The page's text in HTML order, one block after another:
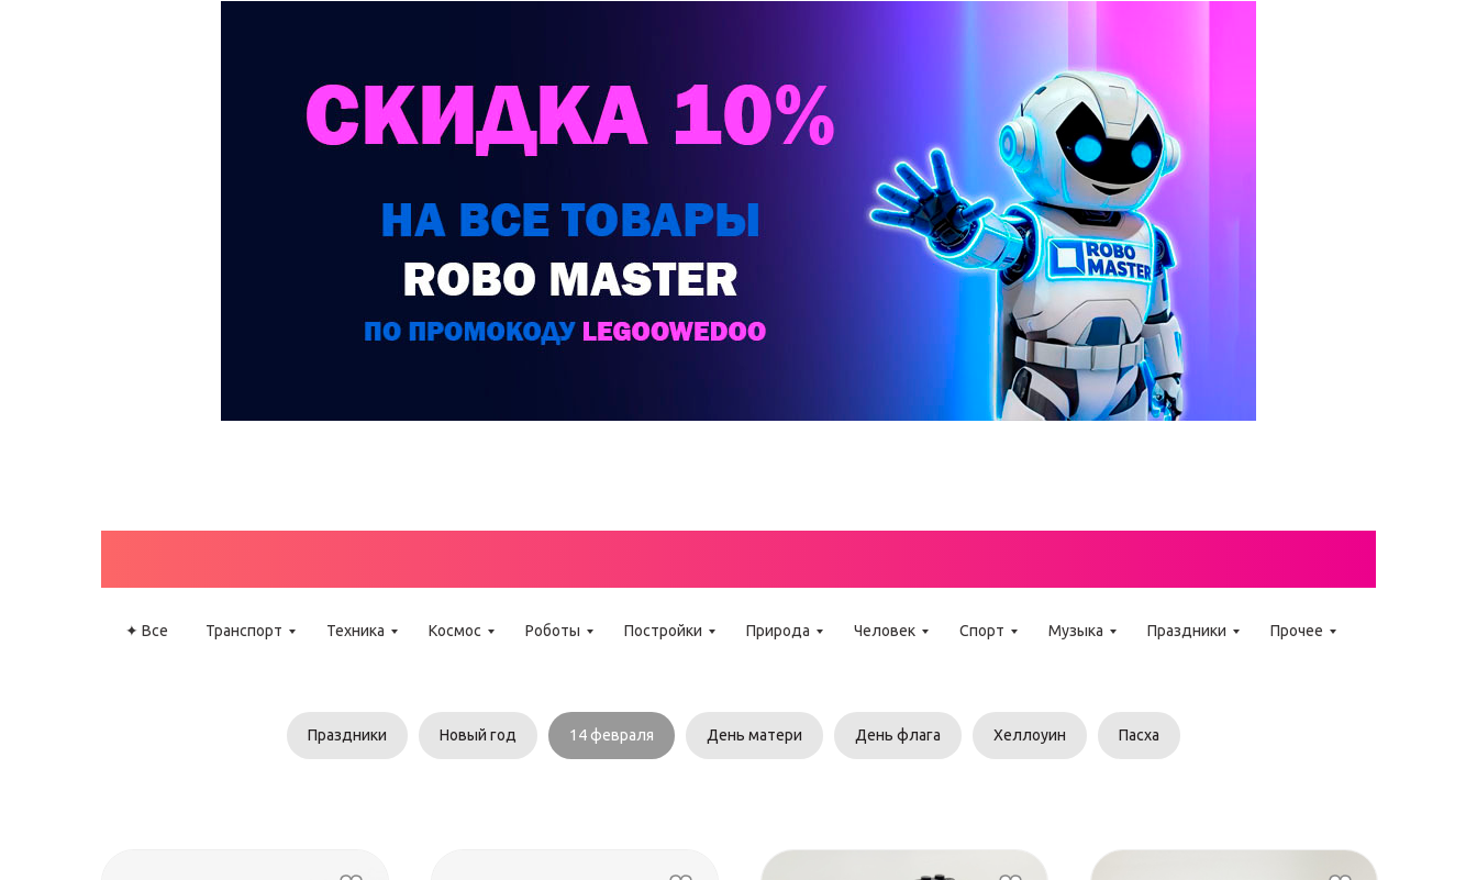
✦ Все Транспорт Техника Космос Роботы Постройки Природа Человек Спорт Музыка Праздники Прочее
Праздники Новый год 14 февраля День матери День флага Хеллоуин Пасха